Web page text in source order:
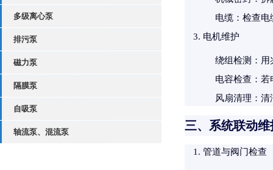
多级离心泵
排污泵
磁力泵
隔膜泵
自吸泵
轴流泵、混流泵
电缆 ：检查
电机维护
绕组检测 ：
电容检查 ：
风扇清理 ：
三、系统联动维
管道与阀门检查